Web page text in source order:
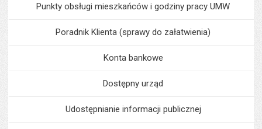
Punkty obsługi mieszkańców i godziny pracy UMW
Poradnik Klienta (sprawy do załatwienia)
Konta bankowe
Dostępny urząd
Udostępnianie informacji publicznej